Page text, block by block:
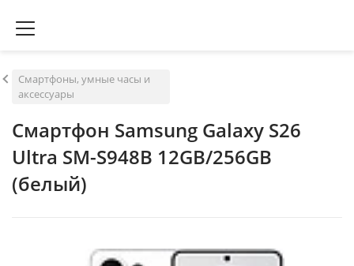
Смартфоны, умные часы и
аксессуары
Смартфон Samsung Galaxy S26
Ultra SM-S948B 12GB/256GB
(белый)